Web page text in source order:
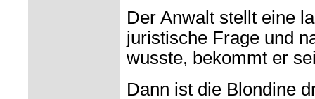
Der Anwalt stellt eine
juristische Frage und
wusste, bekommt er
Dann ist die Blondine